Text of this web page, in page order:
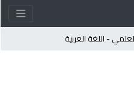
- اللغة العربية